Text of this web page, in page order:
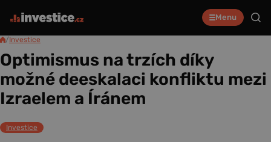
Menu
/Investice
Optimismus na trzích díky
možné deeskalaci konfliktu mezi
Izraelem a Íránem
Investice